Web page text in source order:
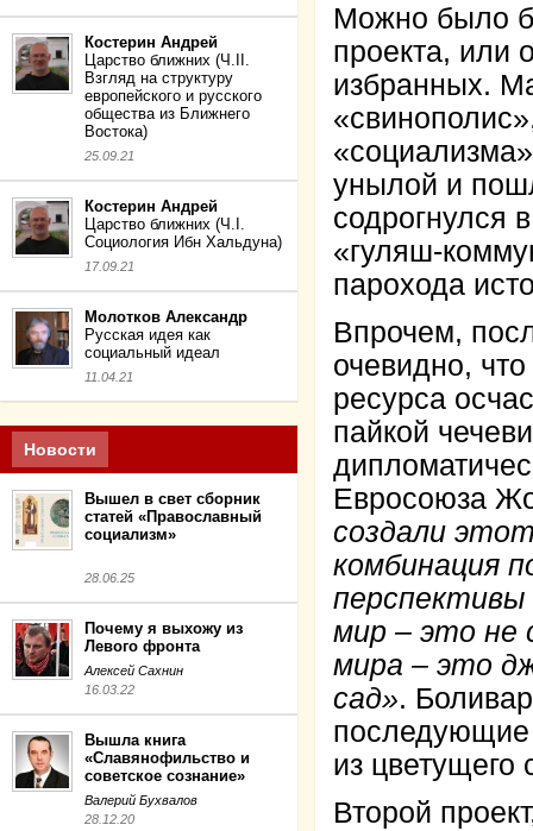
Костерин Андрей
Царство ближних (Ч.II.
Взгляд на структуру
европейского и русского
общества из Ближнего
Востока)
25.09.21
Костерин Андрей
Царство ближних (Ч.I.
Социология Ибн Хальдуна)
17.09.21
Молотков Александр
Русская идея как
социальный идеал
11.04.21
Новости
Вышел в свет сборник
статей «Православный
социализм»
28.06.25
Почему я выхожу из
Левого фронта
Алексей Сахнин
16.03.22
Вышла книга
«Славянофильство и
советское сознание»
Валерий Бухвалов
28.12.20
Можно было
проекта, или
избранных.
унылой и
содрогнулся
«гуляш-
парохода
Впрочем,
очевидно,
ресурса
пайкой
Евросоюза
создали
комбинация
мир – это не
мира – это
сад».
последующие
из цветущего
Второй